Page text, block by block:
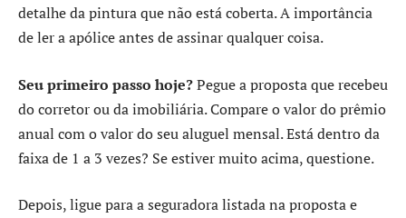
detalhe da pintura que não está coberta. A importância
de ler a apólice antes de assinar qualquer coisa.
Seu primeiro passo hoje?Pegue a proposta que recebeu
do corretor ou da imobiliária. Compare o valor do prêmio
anual com o valor do seu aluguel mensal. Está dentro da
faixa de 1 a 3 vezes? Se estiver muito acima, questione.
Depois, ligue para a seguradora listada na proposta e